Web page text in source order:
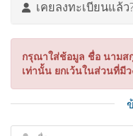
เคยลงทะเบียนแล้ว
กรุณาใส่ช้อมูล ชื่อ นามส
เท่านั้น ยกเว้นในส่วนที่มี